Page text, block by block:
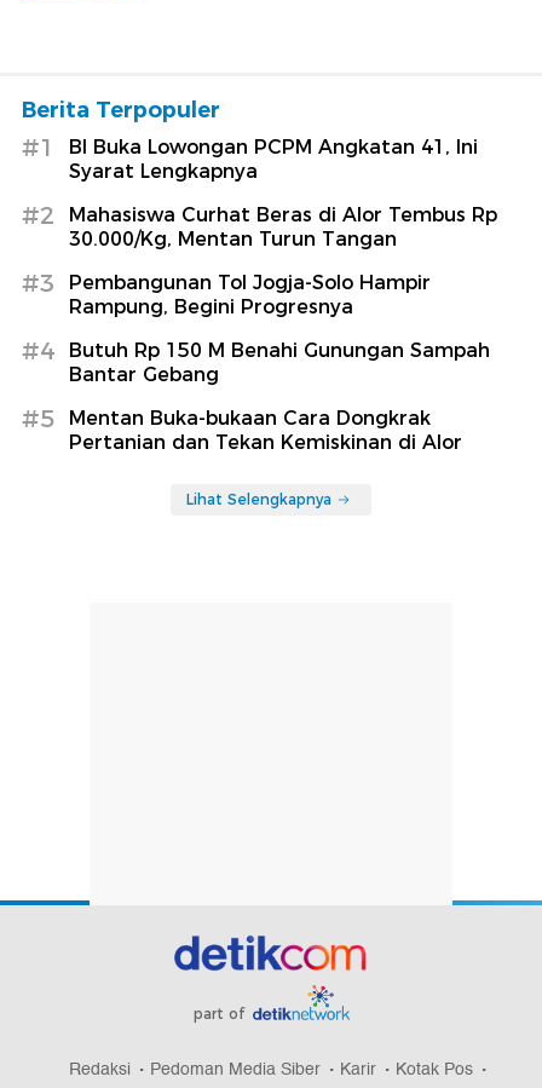
Berita Terpopuler
#1
BI Buka Lowongan PCPM Angkatan 41, Ini
Syarat Lengkapnya
#2
Mahasiswa Curhat Beras di Alor Tembus Rp
30.000/Kg, Mentan Turun Tangan
#3
Pembangunan Tol Jogja-Solo Hampir
Rampung, Begini Progresnya
#4
Butuh Rp 150 M Benahi Gunungan Sampah
Bantar Gebang
#5
Mentan Buka-bukaan Cara Dongkrak
Pertanian dan Tekan Kemiskinan di Alor
Lihat Selengkapnya
part of
Redaksi Pedoman Media Siber Karir
Kotak Pos